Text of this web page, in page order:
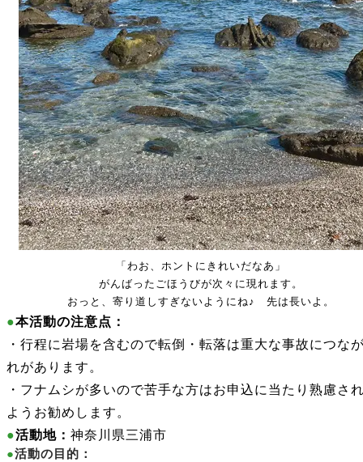
「わお、ホントにきれいだなあ」
がんばったごほうびが次々に現れます。
おっと、寄り道しすぎないようにね♪ 先は長いよ。
●本活動の注意点：
・行程に岩場を含むので転倒・転落は重大な事故につな
れがあります。
・フナムシが多いので苦手な方はお申込に当たり熟慮さ
ようお勧めします。
●活動地： 神奈川県三浦市
●活動の目的：